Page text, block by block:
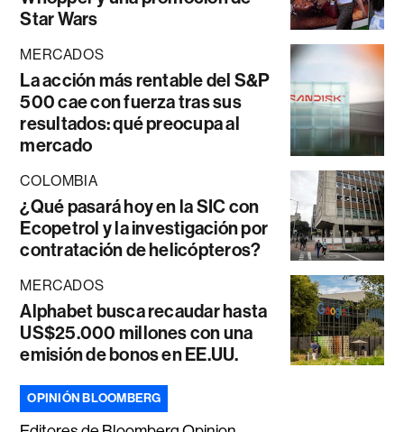
Star Wars
MERCADOS
La acción más rentable del S&P
500 cae con fuerza tras sus
resultados: qué preocupa al
mercado
COLOMBIA
¿Qué pasará hoy en la SIC con
Ecopetrol y la investigación por
contratación de helicópteros?
MERCADOS
Alphabet busca recaudar hasta
US$25.000 millones con una
emisión de bonos en EE.UU.
OPINIÓN BLOOMBERG